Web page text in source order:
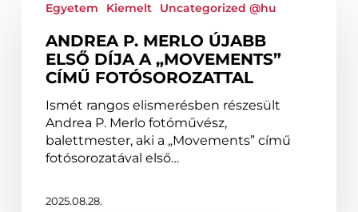
újabb
„Movements”
című
fotósorozattal
Egyetem Kiemelt Uncategorized @hu
ANDREA P. MERLO ÚJABB
ELSŐ DÍJA A „MOVEMENTS”
CÍMŰ FOTÓSOROZATTAL
Ismét rangos elismerésben részesült
Andrea P. Merlo fotóművész,
balettmester, aki a „Movements” című
fotósorozatával első…
2025.08.28.